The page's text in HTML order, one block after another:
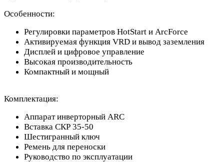
Особенности:
Регулировки параметров HotStart и ArcForce
Активируемая функция VRD и вывод заземления
Дисплей и цифровое управление
Высокая производительность
Компактный и мощный
Комплектация:
Аппарат инверторный ARC
Вставка СКР 35-50
Шестигранный ключ
Ремень для переноски
Руководство по эксплуатации